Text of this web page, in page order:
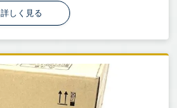
詳しく見る